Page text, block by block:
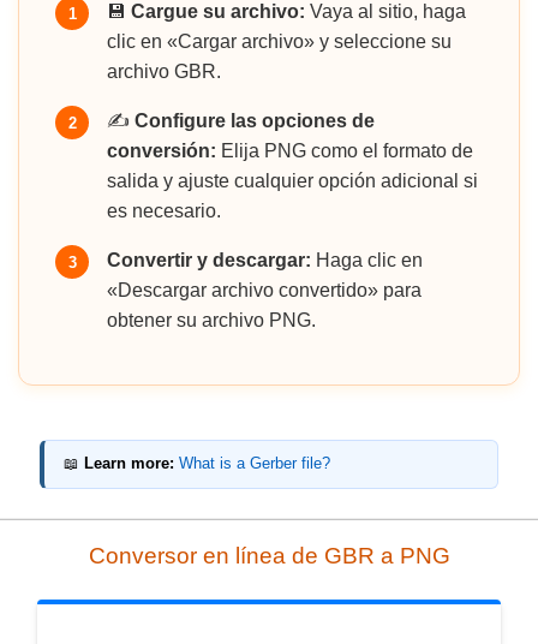
1 💾 Cargue su archivo: Vaya al sitio, haga
clic en «Cargar archivo» y seleccione su
archivo GBR.
2 ✍️ Configure las opciones de
conversión: Elija PNG como el formato de
salida y ajuste cualquier opción adicional si
es necesario.
3 Convertir y descargar: Haga clic en
«Descargar archivo convertido» para
obtener su archivo PNG.
📖 Learn more: What is a Gerber file?
Conversor en línea de GBR a PNG